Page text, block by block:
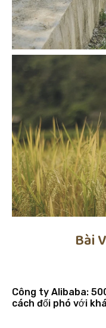
Bài
Công ty Alibaba:
cách đối phó với